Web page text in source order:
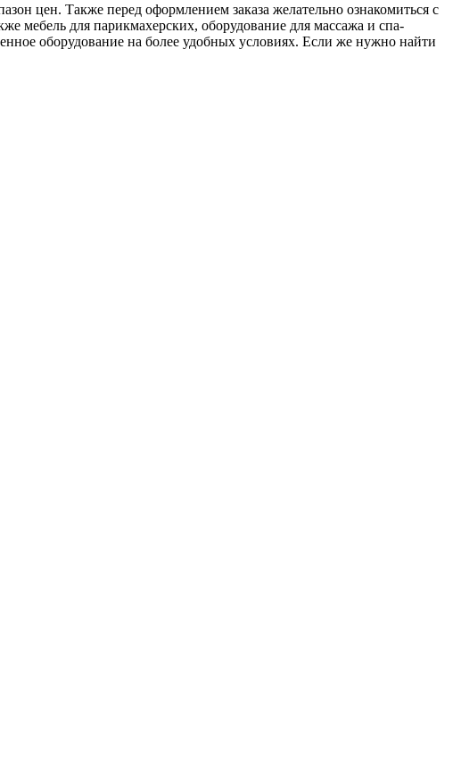
цен. Также перед оформлением заказа желательно ознакомиться с
мебель для парикмахерских, оборудование для массажа и спа-
оборудование на более удобных условиях. Если же нужно найти